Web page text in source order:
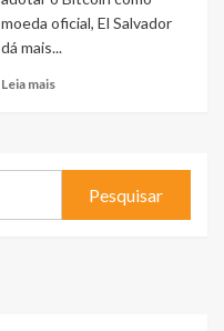
moeda oficial, El Salvador
dá mais...
Leia mais